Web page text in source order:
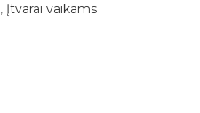
, Įtvarai vaikams